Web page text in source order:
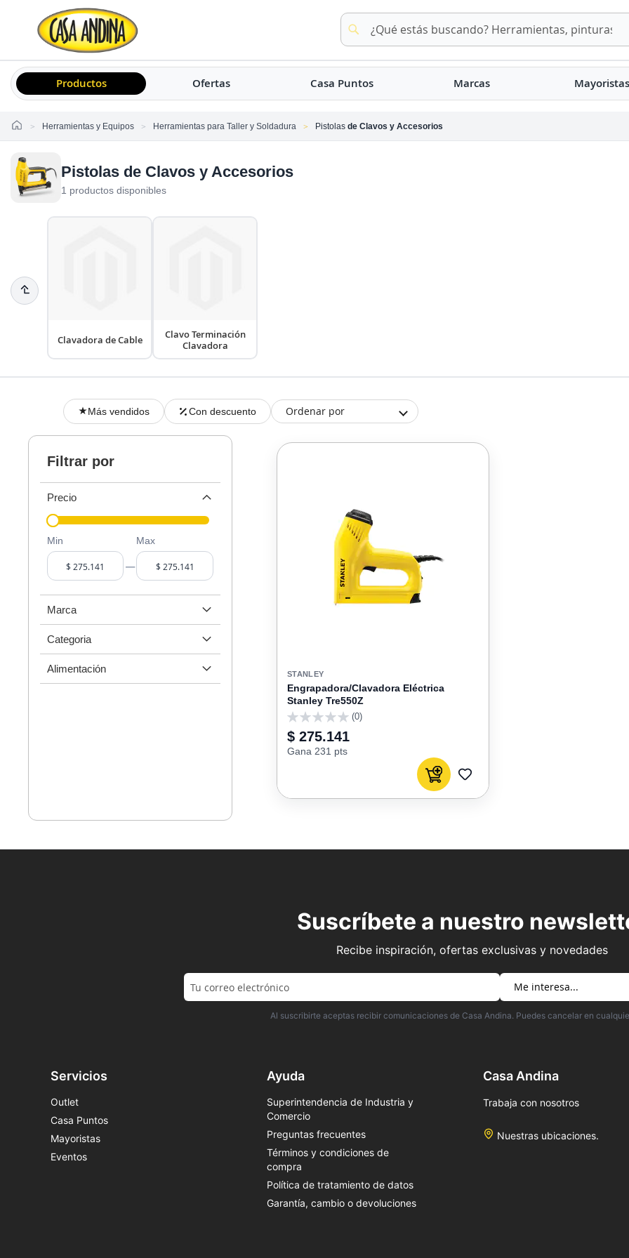
Buscar
Buscar
Productos Ofertas Casa Puntos Marcas Mayoristas
HomeHerramientas y Equipos Herramientas para Taller y Soldadura Pistolas de Clavos y Accesorios
Pistolas de Clavos y Accesorios
1 productos disponibles
Clavadora de Cable
Clavo Terminación
Clavadora
Más vendidos Con descuento Ordenar por
STANLEY
Engrapadora/Clavadora Eléctrica
Stanley Tre550Z
(0)
$ 275.141
Gana 231 pts
Agregar al carrito
AGREGAR
Filtrar por
Precio
Min
–
Max
Marca
Categoria
Alimentación
Suscríbete a nuestro
Recibe inspiración, ofertas exclusivas y novedades
Al suscribirte aceptas recibir comunicaciones de Casa Andina. Puedes cancelar en
Servicios
Outlet
Casa Puntos
Mayoristas
Eventos
Ayuda
Superintendencia de Industria y
Comercio
Preguntas frecuentes
Términos y condiciones de
compra
Política de tratamiento de datos
Garantía, cambio o devoluciones
Casa Andina
Trabaja con nosotros
Nuestras ubicaciones.